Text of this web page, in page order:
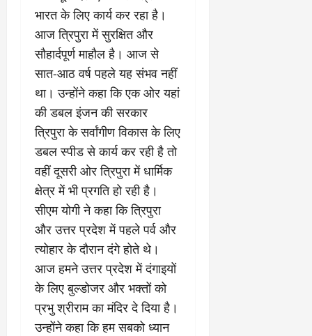
भारत के लिए कार्य कर रहा है।
आज त्रिपुरा में सुरक्षित और
सौहार्दपूर्ण माहौल है। आज से
सात-आठ वर्ष पहले यह संभव नहीं
था। उन्होंने कहा कि एक ओर यहां
की डबल इंजन की सरकार
त्रिपुरा के सर्वांगीण विकास के लिए
डबल स्पीड से कार्य कर रही है तो
वहीं दूसरी ओर त्रिपुरा में धार्मिक
क्षेत्र में भी प्रगति हो रही है।
सीएम योगी ने कहा कि त्रिपुरा
और उत्तर प्रदेश में पहले पर्व और
त्योहार के दौरान दंगे होते थे।
आज हमने उत्तर प्रदेश में दंगाइयों
के लिए बुल्डोजर और भक्तों को
प्रभु श्रीराम का मंदिर दे दिया है।
उन्होंने कहा कि हम सबको ध्यान